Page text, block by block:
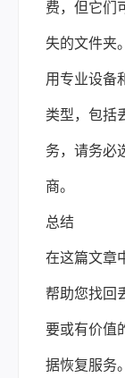
费，但它们
失的文件夹
用专业设备
类型，包括
务，请务必
商。
总结
在这篇文章
帮助您找回
要或有价值
据恢复服务